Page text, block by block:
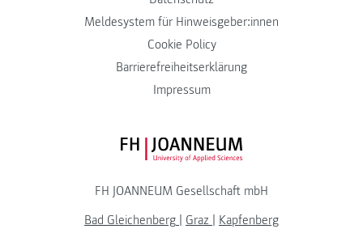
Meldesystem für Hinweisgeber:innen
Cookie Policy
Barrierefreiheitserklärung
Impressum
FH JOANNEUM Logo
FH JOANNEUM Gesellschaft mbH
Bad Gleichenberg | Graz | Kapfenberg